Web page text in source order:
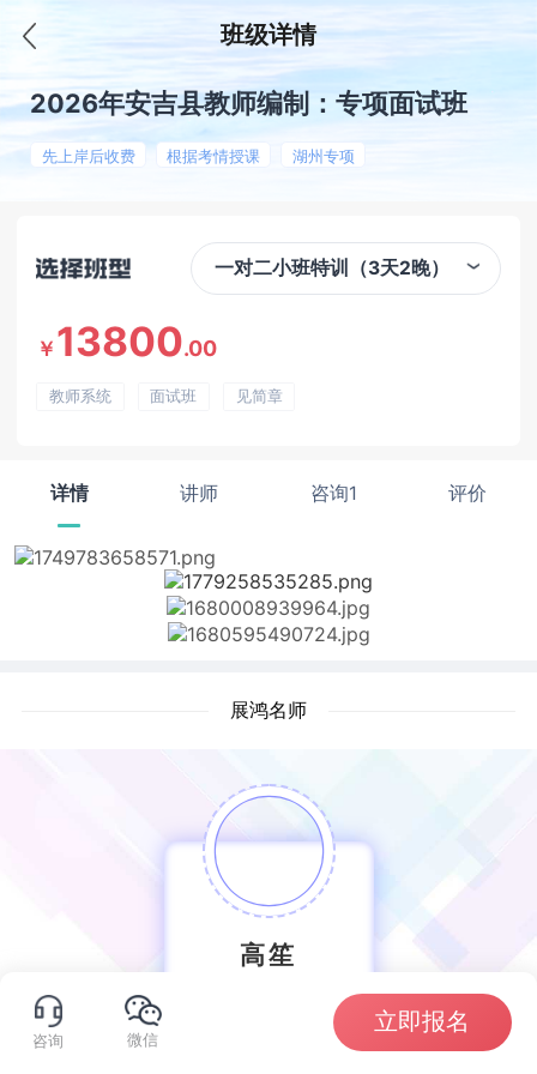
班级详情
2026年安吉县教师编制：专项面试班
先上岸后收费 根据考情授课 湖州专项
一对二小班特训（3天2晚）
￥ 13800.00
教师系统 面试班 见简章
详情 讲师 咨询1 评价
展鸿名师
高笙
咨询 微信
立即报名